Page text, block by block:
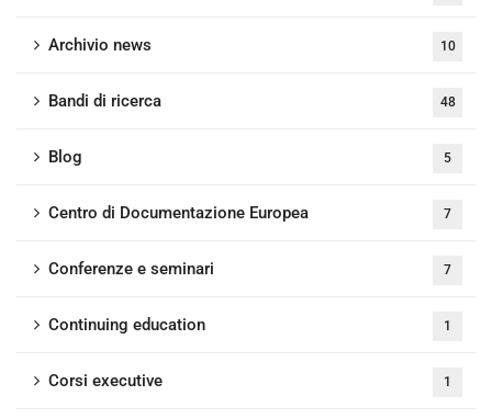
Archivio news 10
Bandi di ricerca 48
Blog 5
Centro di Documentazione Europea 7
Conferenze e seminari 7
Continuing education 1
Corsi executive 1